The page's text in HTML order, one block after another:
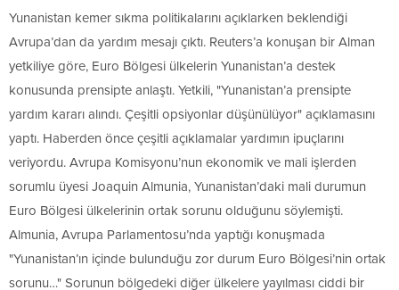
Yunanistan kemer sıkma politikalarını açıklarken beklendiği
Avrupa’dan da yardım mesajı çıktı. Reuters’a konuşan bir Alman
yetkiliye göre, Euro Bölgesi ülkelerin Yunanistan’a destek
konusunda prensipte anlaştı. Yetkili, "Yunanistan’a prensipte
yardım kararı alındı. Çeşitli opsiyonlar düşünülüyor" açıklamasını
yaptı. Haberden önce çeşitli açıklamalar yardımın ipuçlarını
veriyordu. Avrupa Komisyonu’nun ekonomik ve mali işlerden
sorumlu üyesi Joaquin Almunia, Yunanistan’daki mali durumun
Euro Bölgesi ülkelerinin ortak sorunu olduğunu söylemişti.
Almunia, Avrupa Parlamentosu’nda yaptığı konuşmada
"Yunanistan’ın içinde bulunduğu zor durum Euro Bölgesi’nin ortak
sorunu…" Sorunun bölgedeki diğer ülkelere yayılması ciddi bir